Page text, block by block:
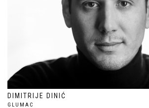
DIMITRIJE DINIĆ
GLUMAC